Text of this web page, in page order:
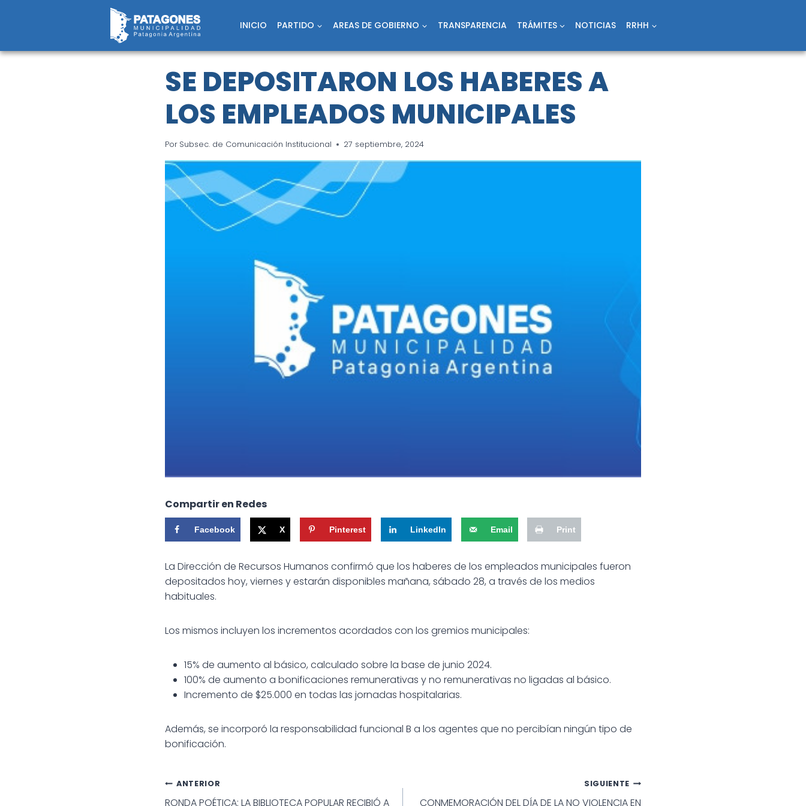
INICIO PARTIDO AREAS DE GOBIERNO TRANSPARENCIA TRÁMITES NOTICIAS RRHH
SE DEPOSITARON LOS HABERES A
LOS EMPLEADOS MUNICIPALES
Por Subsec. de Comunicación Institucional 27 septiembre, 2024
Compartir en Redes
Facebook X Pinterest LinkedIn Email Print
La Dirección de Recursos Humanos confirmó que los haberes de los empleados municipales fueron
depositados hoy, viernes y estarán disponibles mañana, sábado 28, a través de los medios
habituales.
Los mismos incluyen los incrementos acordados con los gremios municipales:
15% de aumento al básico, calculado sobre la base de junio 2024.
100% de aumento a bonificaciones remunerativas y no remunerativas no ligadas al básico.
Incremento de $25.000 en todas las jornadas hospitalarias.
Además, se incorporó la responsabilidad funcional B a los agentes que no percibían ningún tipo de
bonificación.
Navegación
ANTERIOR
RONDA POÉTICA: LA BIBLIOTECA POPULAR RECIBIÓ A
SIGUIENTE
CONMEMORACIÓN DEL DÍA DE LA NO VIOLENCIA EN